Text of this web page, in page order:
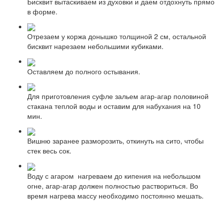
в форме.
Отрезаем у коржа донышко толщиной 2 см, остальной
бисквит нарезаем небольшими кубиками.
Оставляем до полного остывания.
Для приготовления суфле зальем агар-агар половиной
стакана теплой воды и оставим для набухания на 10
мин.
Вишню заранее разморозить, откинуть на сито, чтобы
стек весь сок.
Воду с агаром нагреваем до кипения на небольшом
огне, агар-агар должен полностью раствориться. Во
время нагрева массу необходимо постоянно мешать.